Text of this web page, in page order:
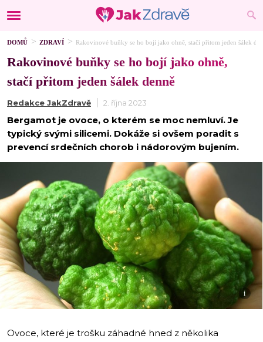
DOMŮ ZDRAVÍ Rakovinové buňky se ho bojí jako ohně, stačí přitom jeden šálek
Rakovinové buňky se ho bojí jako ohně,
stačí přitom jeden šálek denně
Redakce JakZdravě 2. října 2023
Bergamot je ovoce, o kterém se moc nemluví. Je
typický svými silicemi. Dokáže si ovšem poradit s
prevencí srdečních chorob i nádorovým bujením.
i
Ovoce, které je trošku záhadné hned z několika